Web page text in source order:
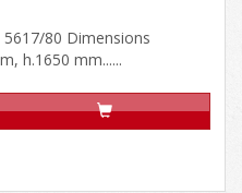
5617/80 Dimensions
h.1650 mm......